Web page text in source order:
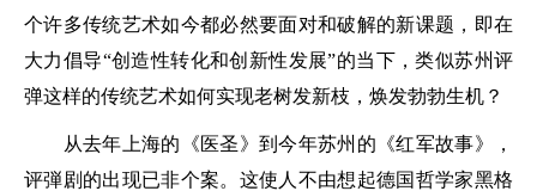
个许多传统艺术如今都必然要面对和破解的新课题，即在
大力倡导“创造性转化和创新性发展”的当下，类似苏州评
弹这样的传统艺术如何实现老树发新枝，焕发勃勃生机？
从去年上海的《医圣》到今年苏州的《红军故事》，
评弾剧的出现已非个案。这使人不由想起德国哲学家黑格